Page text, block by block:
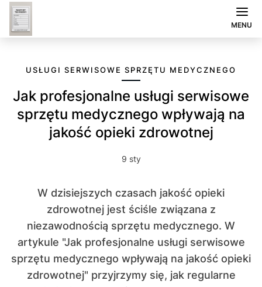
MENU
USŁUGI SERWISOWE SPRZĘTU MEDYCZNEGO
Jak profesjonalne usługi serwisowe
sprzętu medycznego wpływają na
jakość opieki zdrowotnej
9 sty
W dzisiejszych czasach jakość opieki
zdrowotnej jest ściśle związana z
niezawodnością sprzętu medycznego. W
artykule "Jak profesjonalne usługi serwisowe
sprzętu medycznego wpływają na jakość opieki
zdrowotnej" przyjrzymy się, jak regularne